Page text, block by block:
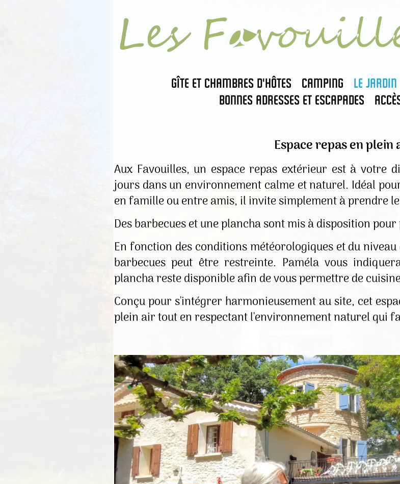
Gîte et chambres d'hôtes Camping Le jardin
Bonnes adresses et escapades
Espace repas en plein
Aux Favouilles, un espace repas extérieur est à votre
jours dans un environnement calme et naturel. Idéal
en famille ou entre amis, il invite simplement à prendre
Des barbecues et une plancha sont mis à disposition
En fonction des conditions météorologiques et du
barbecues peut être restreinte. Paméla vous
plancha reste disponible afin de vous permettre de
Conçu pour s'intégrer harmonieusement au site, cet
plein air tout en respectant l'environnement naturel qui